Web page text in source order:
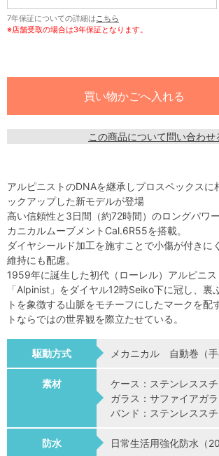
7年保証についての詳細は こちら
※店舗受取の場合は3年保証となります。
この商品について問い合わせ
アルピニストのDNAを継承しプロスペックスに
ックアップした新モデルが登場
高い信頼性と3日間（約72時間）のロングパワ
カニカルムーブメントCal.6R55を搭載。
ダイヤシールド加工を施すことで小傷が付きに
維持にも配慮。
1959年に誕生した初代（ローレル）アルピニ
「Alpinist」をダイヤル12時Seiko下に冠し、裏
トを象徴する山脈をモチーフにしたマークを配
トならではの世界観を際立たせている。
駆動方式 メカニカル 自動巻（手
素材
ケース：ステンレスス
ガラス：サファイアガラ
バンド：ステンレスス
防水 日常生活用強化防水（20